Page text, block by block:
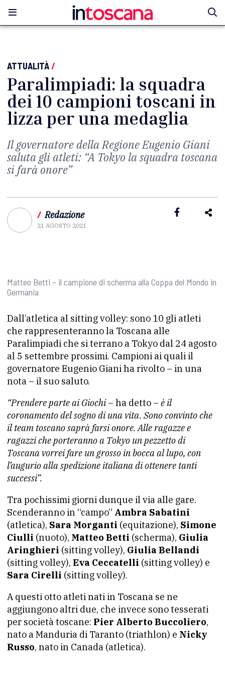
ATTUALITÀ/
Paralimpiadi: la squadra
dei 10 campioni toscani in
lizza per una medaglia
Il governatore della Regione Eugenio Giani
saluta gli atleti: “A Tokyo la squadra toscana
si farà onore”
/ Redazione
21 AGOSTO 2021
Matteo Betti – il campione di scherma alla Coppa del Mondo in
Germania
Dall’atletica al sitting volley: sono 10 gli atleti
che rappresenteranno la Toscana alle
Paralimpiadi che si terrano a Tokyo dal 24 agosto
al 5 settembre prossimi. Campioni ai quali il
governatore Eugenio Giani ha rivolto – in una
nota – il suo saluto.
“Prendere parte ai Giochi– ha detto – è il
coronamento del sogno di una vita. Sono convinto che
il team toscano saprà farsi onore. Alle ragazze e
ragazzi che porteranno a Tokyo un pezzetto di
Toscana vorrei fare un grosso in bocca al lupo, con
l’augurio alla spedizione italiana di ottenere tanti
successi”.
Tra pochissimi giorni dunque il via alle gare.
Scenderanno in “campo” Ambra Sabatini
(atletica), Sara Morganti (equitazione), Simone
Ciulli (nuoto), Matteo Betti (scherma), Giulia
Aringhieri (sitting volley), Giulia Bellandi
(sitting volley), Eva Ceccatelli (sitting volley) e
Sara Cirelli (sitting volley).
A questi otto atleti nati in Toscana se ne
aggiungono altri due, che invece sono tesserati
per società toscane: Pier Alberto Buccoliero,
nato a Manduria di Taranto (triathlon) e Nicky
Russo, nato in Canada (atletica).